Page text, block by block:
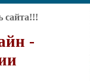
сайта!!!
-